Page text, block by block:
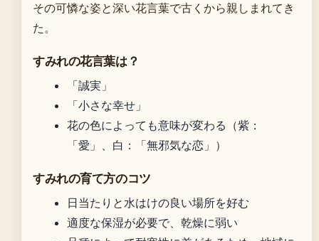
その可憐な姿と深い花言葉で古くから親しまれてき
た。
すみれの花言葉は？
「誠実」
「小さな幸せ」
花の色によっても意味が変わる（紫：
「愛」、白：「無邪気な恋」）
すみれの育て方のコツ
日当たりと水はけの良い場所を好む
適度な保湿が必要で、乾燥に弱い